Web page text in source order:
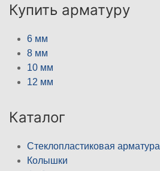
Купить арматуру
6 мм
8 мм
10 мм
12 мм
Каталог
Стеклопластиковая арматура
Колышки